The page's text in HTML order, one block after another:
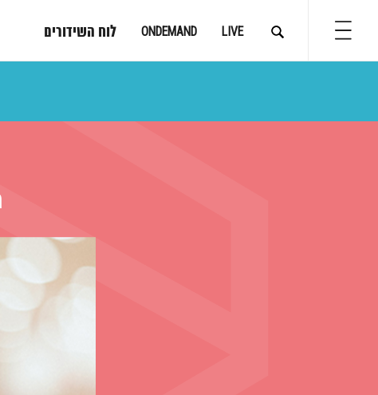
LIVE
ONDEMAND לוח השידורים